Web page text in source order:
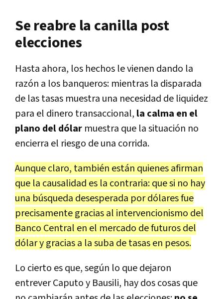
Se reabre la canilla post
elecciones
Hasta ahora, los hechos le vienen dando la
razón a los banqueros: mientras la disparada
de las tasas muestra una necesidad de liquidez
para el dinero transaccional, la calma en el
plano del dólar muestra que la situación no
encierra el riesgo de una corrida.
Aunque claro, también están quienes afirman
que la causalidad es la contraria: que si no hay
una búsqueda desesperada por dólares fue
precisamente gracias al intervencionismo del
Banco Central en el mercado de futuros del
dólar y gracias a la suba de tasas en pesos.
Lo cierto es que, según lo que dejaron
entrever Caputo y Bausili, hay dos cosas que